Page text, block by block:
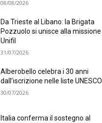
08/08/2026
Da Trieste al Libano: la Brigata
Pozzuolo si unisce alla missione
Unifil
31/07/2026
Alberobello celebra i 30 anni
dall’iscrizione nelle liste UNESCO
30/07/2026
Italia conferma il sostegno al